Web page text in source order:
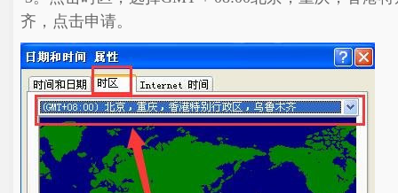
齐，点击申请。